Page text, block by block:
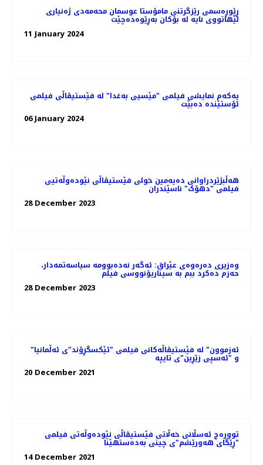
ڕێوڕه‌سمی رێزگرتنی مامۆستا عوسمان محەمەدی ژه‌نیاری
لێهاتووی نایه‌ لە بۆکان بەڕێوەدەچێت
11 January 2024
یەکەم نمایشی فیلمی "مێسیی بەغدا" لە فێستیڤاڵی فیلمی
ئۆستێندە دەبێت
06 January 2024
هه‌ڵبژێردراوانی دەیەمین خولی فێستیڤاڵی نێودەوڵەتیی
فیلمی "دهۆک" ناسێندران
28 December 2023
وەزیری دەرەوەی عێراق: ئه‌گه‌ر نه‌ده‌بوومه‌ سیاسەتمەدار،
حەزم دەکرد ببم بە سیناریۆنووسی فیلم
28 December 2023
"ئەزموون" لە فێستیڤاڵەکانی فیلمی "ئێکسگڕۆند"ی ئەڵمانیا
و "ئەسپی زێڕین"ی تایپە
20 December 2021
توورەج ئەسڵانی خەڵاتی فێستیڤاڵی نێودەوڵەتی فیلمی
"ڕێگای هەورێشم"ی چینی بەدەستهێنا
14 December 2021